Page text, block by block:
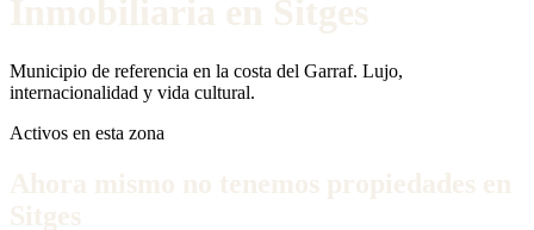
Municipio de referencia en la costa del Garraf. Lujo,
internacionalidad y vida cultural.
Activos en esta zona